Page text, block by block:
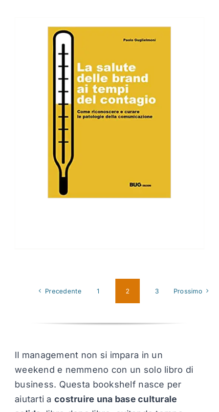
Precedente 1 2 3 Prossimo
Il management non si impara in un
weekend e nemmeno con un solo libro di
business. Questa bookshelf nasce per
aiutarti a costruire una base culturale